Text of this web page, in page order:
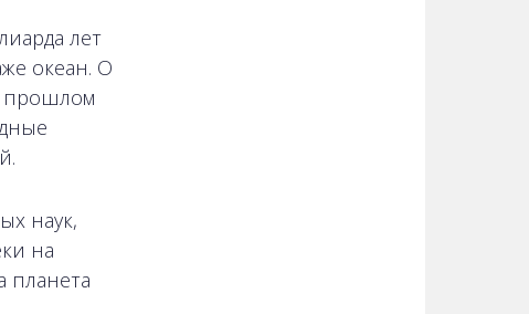
лет
океан. О
прошлом
наук,
на
планета